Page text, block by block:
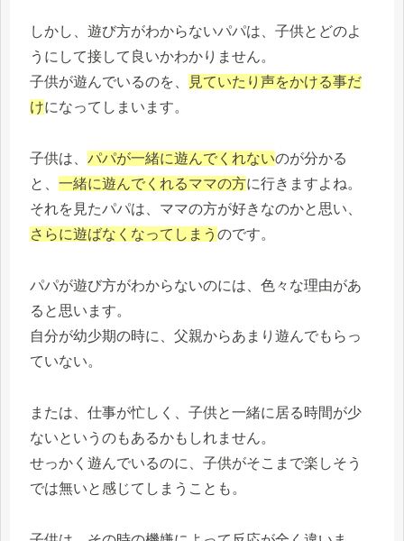
しかし、遊び方がわからないパパは、子供とどのよ
うにして接して良いかわかりません。
子供が遊んでいるのを、
見ていたり声をかける事だ
けになってしまいます。
子供は、 パパが一緒に遊んでくれないのが分かる
と、 一緒に遊んでくれるママの方に行きますよね。
それを見たパパは、ママの方が好きなのかと思い、
さらに遊ばなくなってしまう のです。
パパが遊び方がわからないのには、色々な理由があ
ると思います。
自分が幼少期の時に、父親からあまり遊んでもらっ
ていない。
または、仕事が忙しく、子供と一緒に居る時間が少
ないというのもあるかもしれません。
せっかく遊んでいるのに、子供がそこまで楽しそう
では無いと感じてしまうことも。